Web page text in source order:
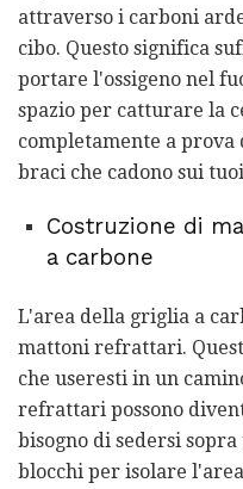
attraverso i carboni
cibo. Questo significa
portare l'ossigeno nel
spazio per catturare la
completamente a
braci che cadono sui
Costruzione di
a carbone
L'area della griglia a
mattoni refrattari.
che useresti in un
refrattari possono
bisogno di sedersi
blocchi per isolare